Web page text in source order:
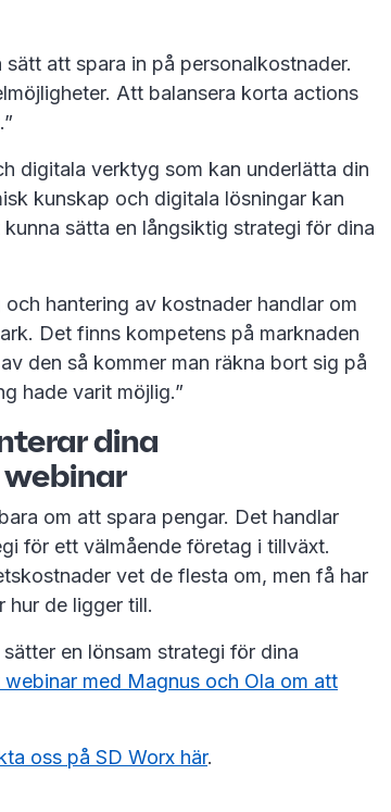
att spara in på personalkostnader.
Att balansera korta actions
digitala verktyg som kan underlätta din
kunskap och digitala lösningar kan
sätta en långsiktig strategi för dina
hantering av kostnader handlar om
Det finns kompetens på marknaden
den så kommer man räkna bort sig på
hade varit möjlig.”
dina
om att spara pengar. Det handlar
för ett välmående företag i tillväxt.
vet de flesta om, men få har
hur de ligger till.
en lönsam strategi för dina
med Magnus och Ola om att
oss på SD Worx här.